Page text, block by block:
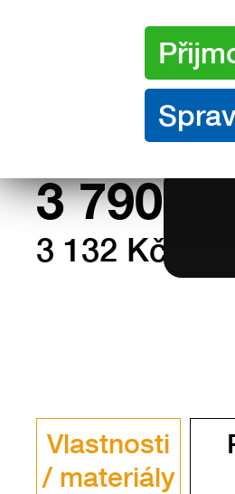
47
Množství:
3 790
3 132 Kč bez
Vlastnosti
/ materiály